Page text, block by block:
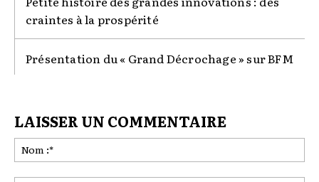
craintes à la prospérité
Présentation du « Grand Décrochage » sur BFM
LAISSER UN COMMENTAIRE
:*